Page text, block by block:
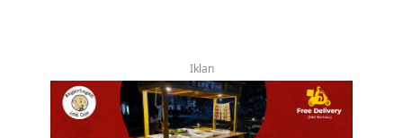
Iklan